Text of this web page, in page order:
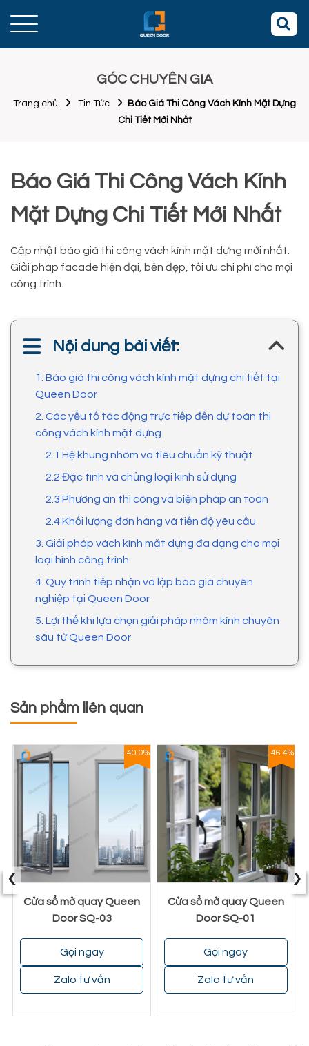
GÓC CHUYÊN GIA
Trang chủ Tin Tức
Báo Giá Thi Công Vách Kính Mặt Dựng
Chi Tiết Mới Nhất
Báo Giá Thi Công Vách Kính
Mặt Dựng Chi Tiết Mới Nhất
Cập nhật báo giá thi công vách kính mặt dựng mới nhất.
Giải pháp facade hiện đại, bền đẹp, tối ưu chi phí cho mọi
công trình.
Nội dung bài viết:
1. Báo giá thi công vách kính mặt dựng chi tiết tại
Queen Door
2. Các yếu tố tác động trực tiếp đến dự toán thi
công vách kính mặt dựng
2.1 Hệ khung nhôm và tiêu chuẩn kỹ thuật
2.2 Đặc tính và chủng loại kính sử dụng
2.3 Phương án thi công và biện pháp an toàn
2.4 Khối lượng đơn hàng và tiến độ yêu cầu
3. Giải pháp vách kính mặt dựng đa dạng cho mọi
loại hình công trình
4. Quy trình tiếp nhận và lập báo giá chuyên
nghiệp tại Queen Door
5. Lợi thế khi lựa chọn giải pháp nhôm kính chuyên
sâu từ Queen Door
Sản phẩm liên quan
-40.0%
Cửa sổ mở quay Queen
Door SQ-03
Gọi ngay
Zalo tư vấn
-46.4%
Cửa sổ mở quay Queen
Door SQ-01
Gọi ngay
Zalo tư vấn
‹ ›